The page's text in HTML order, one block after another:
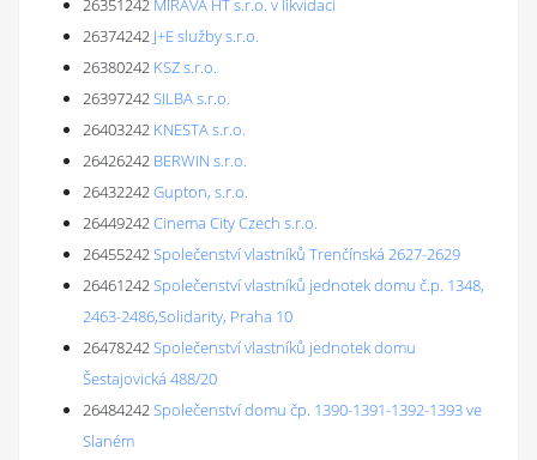
26351242 MIRAVA HT s.r.o. v likvidaci
26374242 J+E služby s.r.o.
26380242 KSZ s.r.o.
26397242SILBA s.r.o.
26403242 KNESTA s.r.o.
26426242 BERWIN s.r.o.
26432242Gupton, s.r.o.
26449242Cinema City Czech s.r.o.
26455242Společenství vlastníků Trenčínská 2627-2629
26461242Společenství vlastníků jednotek domu č.p. 1348,
2463-2486,Solidarity, Praha 10
26478242Společenství vlastníků jednotek domu
Šestajovická 488/20
26484242Společenství domu čp. 1390-1391-1392-1393 ve
Slaném